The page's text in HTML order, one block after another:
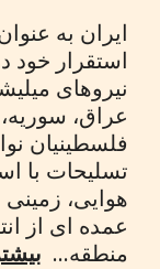
ایران به
استقرار خود
نیروهای
عراق،
فلسطینیان
تسلیحات با
هوایی،
عمده ای از
منطقه...